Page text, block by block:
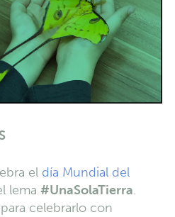
el día Mundial del
lema #UnaSolaTierra.
celebrarlo con